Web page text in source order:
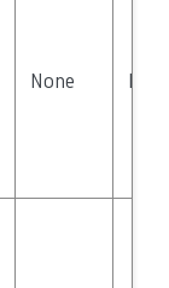
None